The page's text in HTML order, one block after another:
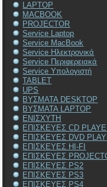
LAPTOP
MACBOOK
PROJECTOR
Service Laptop
Service MacBook
Service Ηλεκτρονικά
Service Περιφερειακά
Service Υπολογιστή
TABLET
UPS
ΒΥΣΜΑΤΑ DESKTOP
ΒΥΣΜΑΤΑ LAPTOP
ΕΝΙΣΧΥΤΗ
ΕΠΙΣΚΕΥΕΣ CD
ΕΠΙΣΚΕΥΕΣ DVD
ΕΠΙΣΚΕΥΕΣ HI-FI
ΕΠΙΣΚΕΥΕΣ
ΕΠΙΣΚΕΥΕΣ PS2
ΕΠΙΣΚΕΥΕΣ PS3
ΕΠΙΣΚΕΥΕΣ PS4